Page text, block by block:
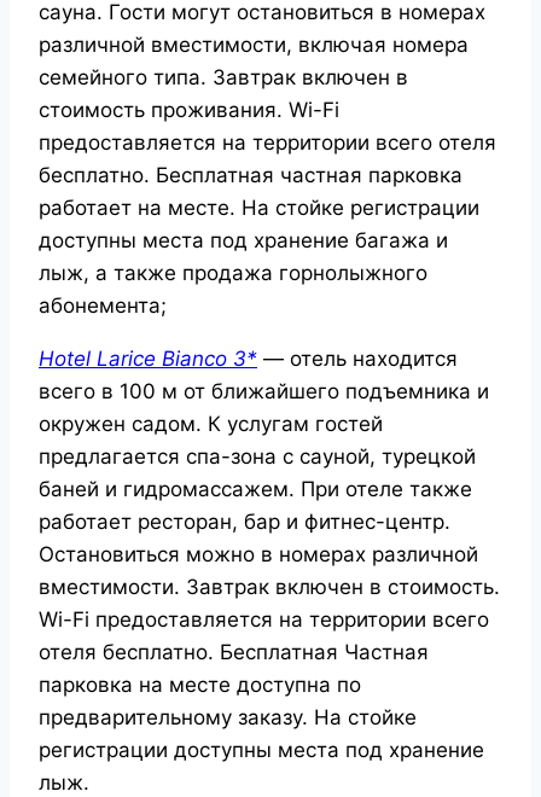
сауна. Гости могут остановиться в номерах
различной вместимости, включая номера
семейного типа. Завтрак включен в
стоимость проживания. Wi-Fi
предоставляется на территории всего отеля
бесплатно. Бесплатная частная парковка
работает на месте. На стойке регистрации
доступны места под хранение багажа и
лыж, а также продажа горнолыжного
абонемента;
Hotel Larice Bianco 3* — отель находится
всего в 100 м от ближайшего подъемника и
окружен садом. К услугам гостей
предлагается спа-зона с сауной, турецкой
баней и гидромассажем. При отеле также
работает ресторан, бар и фитнес-центр.
Остановиться можно в номерах различной
вместимости. Завтрак включен в стоимость.
Wi-Fi предоставляется на территории всего
отеля бесплатно. Бесплатная Частная
парковка на месте доступна по
предварительному заказу. На стойке
регистрации доступны места под хранение
лыж.